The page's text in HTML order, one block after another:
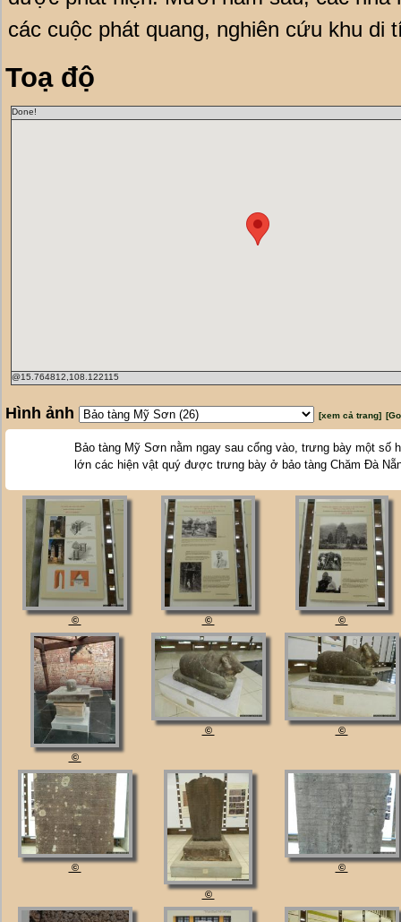
các cuộc phát quang, nghiên cứu khu di
Toạ độ
Done!
@15.764812,108.122115
Hình ảnh [xem cả trang]
Bảo tàng Mỹ Sơn nằm ngay sau cổng vào, trưng bày một số
lớn các hiện vật quý được trưng bày ở bảo tàng Chăm Đà
© © ©
©
© ©
©
©
©